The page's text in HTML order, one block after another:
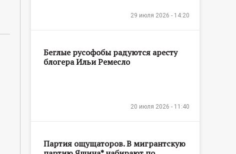
29 июля 2026 - 14:20
Беглые русофобы радуются аресту
блогера Ильи Ремесло
20 июля 2026 - 11:40
Партия ощущаторов. В мигрантскую